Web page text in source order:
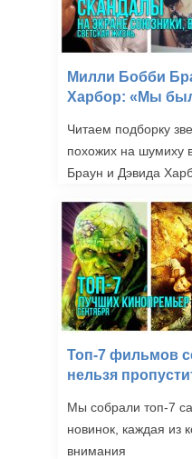
Милли Бобби
Харбор: «Мы
Читаем подборку
похожих на шумиху
Браун и Дэвида
Топ-7 фильмов
нельзя
Мы собрали топ-7
новинок, каждая из
внимания